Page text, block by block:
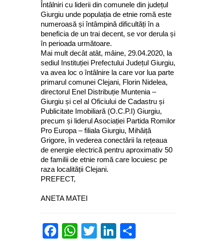
Întâlniri cu liderii din comunele din județul
Giurgiu unde populația de etnie romă este
numeroasă și întâmpină dificultăți în a
beneficia de un trai decent, se vor derula și
în perioada următoare.
Mai mult decât atât, mâine, 29.04.2020, la
sediul Instituției Prefectului Județul Giurgiu,
va avea loc o întâlnire la care vor lua parte
primarul comunei Clejani, Florin Nidelea,
directorul Enel Distribuție Muntenia –
Giurgiu și cel al Oficiului de Cadastru și
Publicitate Imobiliară (O.C.P.I) Giurgiu,
precum și liderul Asociației Partida Romilor
Pro Europa – filiala Giurgiu, Mihăiță
Grigore, în vederea conectării la rețeaua
de energie electrică pentru aproximativ 50
de familii de etnie romă care locuiesc pe
raza localității Clejani.
PREFECT,
ANETA MATEI
Facebook
WhatsApp
TwitterLinkedIn